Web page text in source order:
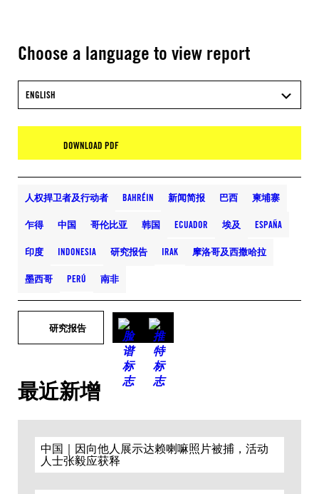
Choose a language to view report
ENGLISH
DOWNLOAD PDF
人权捍卫者及行动者 BAHRÉIN 新闻简报 巴西 柬埔寨
乍得 中国 哥伦比亚 韩国 ECUADOR 埃及 ESPAÑA
印度 INDONESIA 研究报告 IRAK 摩洛哥及西撒哈拉
墨西哥 PERÚ 南非
研究报告
最近新增
中国｜因向他人展示达赖喇嘛照片被捕，活动
人士张毅应获释